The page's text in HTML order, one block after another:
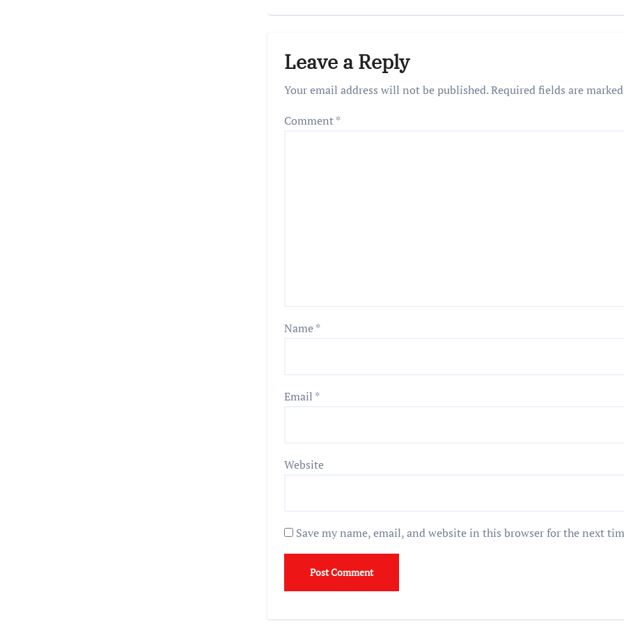
Leave a Reply
Your email address will not be published.Required fields are
Comment*
Name*
Email *
Website
Save my name, email, and website in this browser for the next